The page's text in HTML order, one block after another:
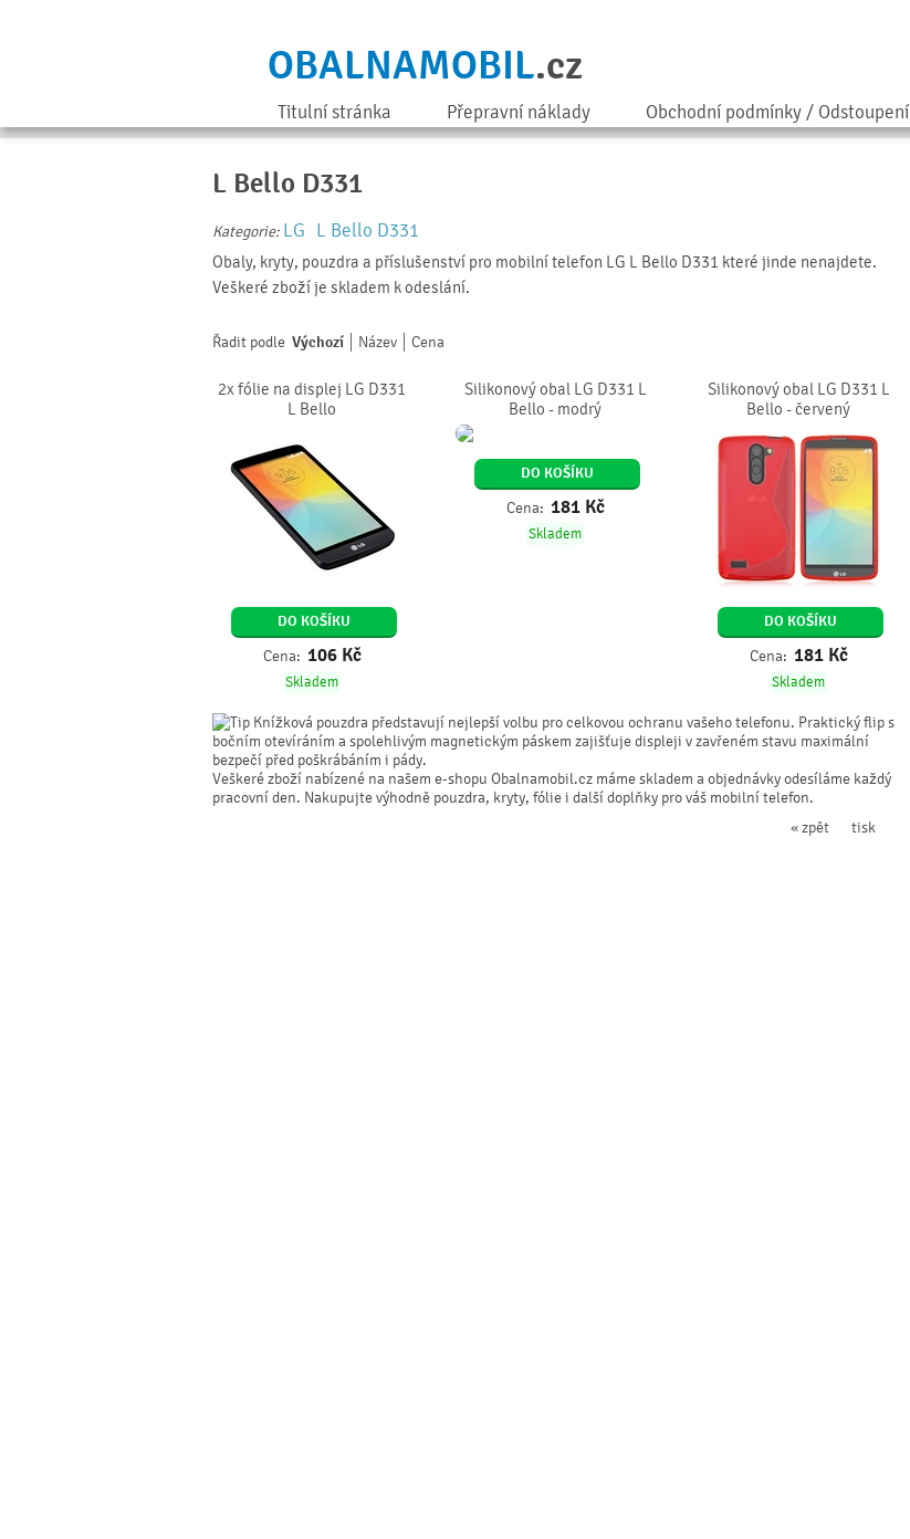
OBALNAMOBIL.cz
Titulní stránka Přepravní náklady Obchodní podmínky / Odstoupení
L Bello D331
Kategorie: LG L Bello D331
Obaly, kryty, pouzdra a příslušenství pro mobilní telefon LG L Bello D331 které jinde nenajdete.
Veškeré zboží je skladem k odeslání.
Řadit podle Výchozí Název Cena
2x fólie na displej LG D331
L Bello
DO KOŠÍKU
Cena: 106 Kč
Skladem
Silikonový obal LG D331 L
Bello - modrý
DO KOŠÍKU
Cena: 181 Kč
Skladem
Silikonový obal LG D331 L
Bello - červený
DO KOŠÍKU
Cena: 181 Kč
Skladem
Knížková pouzdra představují nejlepší volbu pro celkovou ochranu vašeho telefonu. Praktický flip s
bočním otevíráním a spolehlivým magnetickým páskem zajišťuje displeji v zavřeném stavu maximální
bezpečí před poškrábáním i pády.
Veškeré zboží nabízené na našem e-shopu Obalnamobil.cz máme skladem a objednávky odesíláme každý
pracovní den. Nakupujte výhodně pouzdra, kryty, fólie i další doplňky pro váš mobilní telefon.
tisk
« zpět